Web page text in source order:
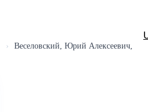
›
Веселовский, Юрий Алексеевич,